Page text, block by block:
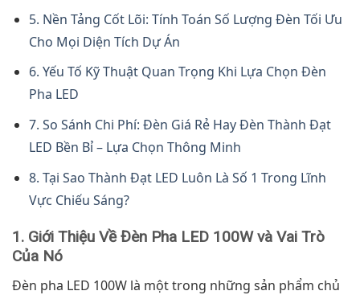
5. Nền Tảng Cốt Lõi: Tính Toán Số Lượng Đèn Tối Ưu
Cho Mọi Diện Tích Dự Án
6. Yếu Tố Kỹ Thuật Quan Trọng Khi Lựa Chọn Đèn
Pha LED
7. So Sánh Chi Phí: Đèn Giá Rẻ Hay Đèn Thành Đạt
LED Bền Bỉ – Lựa Chọn Thông Minh
8. Tại Sao Thành Đạt LED Luôn Là Số 1 Trong Lĩnh
Vực Chiếu Sáng?
1. Giới Thiệu Về Đèn Pha LED 100W và Vai Trò
Của Nó
Đèn pha LED 100W là một trong những sản phẩm chủ